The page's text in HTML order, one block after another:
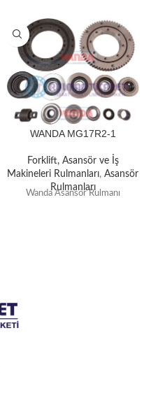
WANDA MG17R2-1
Forklift, Asansör ve İş
Makineleri Rulmanları, Asansör
Rulmanları
Wanda Asansör Rulmanı